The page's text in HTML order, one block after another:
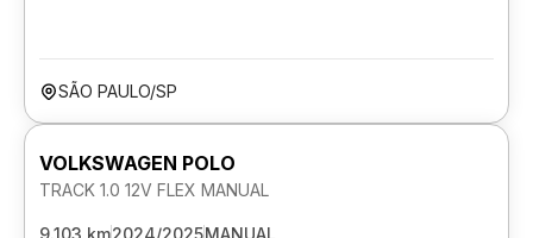
SÃO PAULO/SP
VOLKSWAGEN POLO
TRACK 1.0 12V FLEX MANUAL
9.103 km2024/2025MANUAL